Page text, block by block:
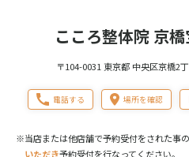
こころ整体院 京
〒104-0031 東京都 中央区京橋2
電話する 場所を確認
※当店または他店舗で予約受付をされた事の
いただき予約受付を行なってください。